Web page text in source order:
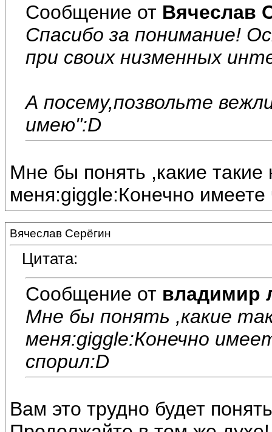
Сообщение от Вячеслав
Спасибо за понимание!
при своих низменных
А посему,позвольте
имею":D
Мне бы понять ,какие
меня:giggle:Конечно
Вячеслав Серёгин
Цитата:
Сообщение от владимир
Мне бы понять ,какие
меня:giggle:Конечно
спорил:D
Вам это трудно будет